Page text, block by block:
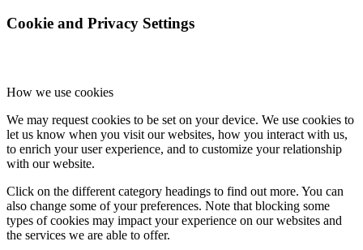
Cookie and Privacy Settings
How we use cookies
We may request cookies to be set on your device. We use cookies to
let us know when you visit our websites, how you interact with us,
to enrich your user experience, and to customize your relationship
with our website.
Click on the different category headings to find out more. You can
also change some of your preferences. Note that blocking some
types of cookies may impact your experience on our websites and
the services we are able to offer.